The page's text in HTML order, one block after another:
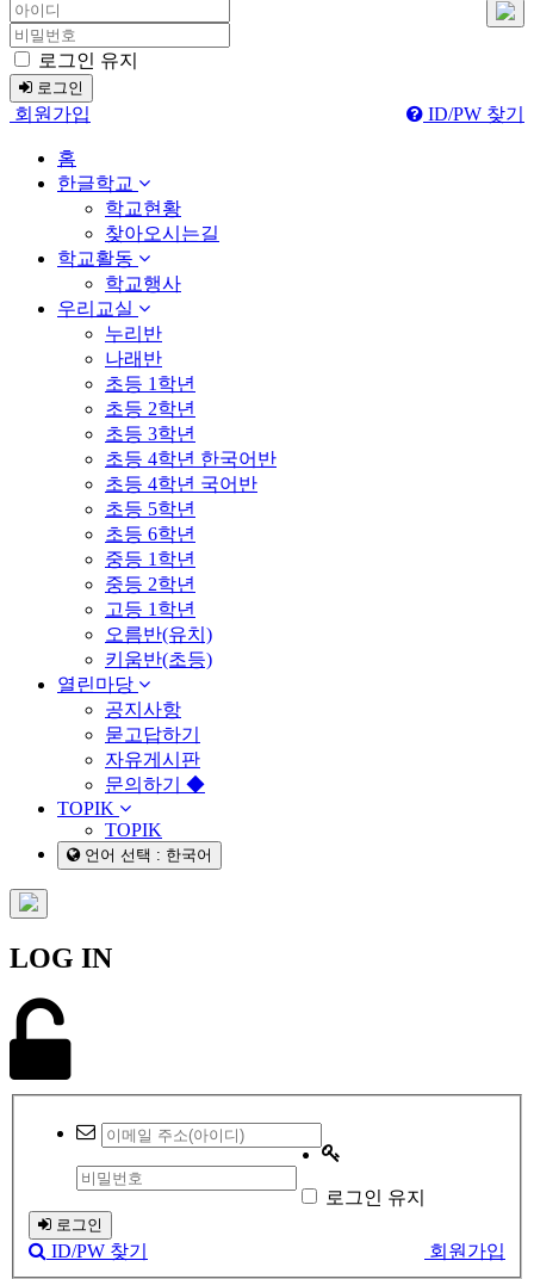
로그인 유지
로그인
회원가입 ID/PW 찾기
홈
한글학교
학교현황
찾아오시는길
학교활동
학교행사
우리교실
누리반
나래반
초등 1학년
초등 2학년
초등 3학년
초등 4학년 한국어반
초등 4학년 국어반
초등 5학년
초등 6학년
중등 1학년
중등 2학년
고등 1학년
오름반(유치)
키움반(초등)
열린마당
공지사항
묻고답하기
자유게시판
문의하기 ◆
TOPIK
TOPIK
언어 선택 : 한국어
LOG IN
로그인 유지
로그인
회원가입
ID/PW 찾기